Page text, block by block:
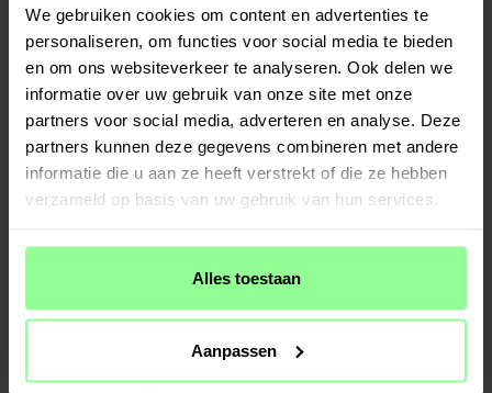
We gebruiken cookies om content en advertenties te
personaliseren, om functies voor social media te bieden
en om ons websiteverkeer te analyseren. Ook delen we
informatie over uw gebruik van onze site met onze
partners voor social media, adverteren en analyse. Deze
partners kunnen deze gegevens combineren met andere
informatie die u aan ze heeft verstrekt of die ze hebben
verzameld op basis van uw gebruik van hun services.
Alles toestaan
Aanpassen
Op voorraad
L40 Ultra
Op voorraad
Dreame L40 Ultra